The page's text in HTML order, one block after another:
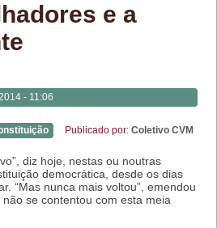
e a
- 11:06
Publicado por: Coletivo CVM
diz hoje, nestas ou noutras
democrática, desde os dias
“Mas nunca mais voltou”, emendou
se contentou com esta meia